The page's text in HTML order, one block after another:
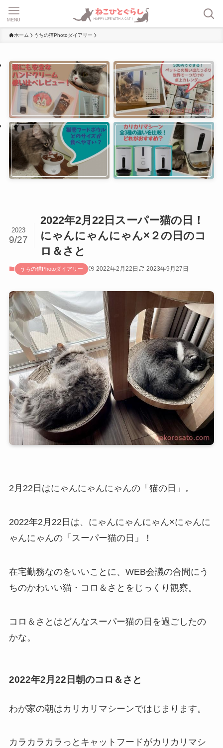
MENU
ホーム うちの猫Photoダイアリー
2022年2月22日スーパー猫の日！
にゃんにゃんにゃん×２の日のコ
ロ＆さと
2023
9/27
うちの猫Photoダイアリー 2022年2月22日 2023年9月27日
2月22日はにゃんにゃんにゃんの「猫の日」。
2022年2月22日は、にゃんにゃんにゃん×にゃんに
ゃんにゃんの「スーパー猫の日」！
在宅勤務なのをいいことに、WEB会議の合間にう
ちのかわいい猫・コロ＆さとをじっくり観察。
コロ＆さとはどんなスーパー猫の日を過ごしたの
かな。
2022年2月22日朝のコロ＆さと
わが家の朝はカリカリマシーンではじまります。
カラカラカラっとキャットフードがカリカリマシ